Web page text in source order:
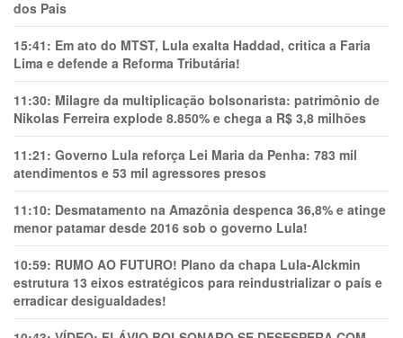
dos Pais
15:41: Em ato do MTST, Lula exalta Haddad, critica a Faria
Lima e defende a Reforma Tributária!
11:30: Milagre da multiplicação bolsonarista: patrimônio de
Nikolas Ferreira explode 8.850% e chega a R$ 3,8 milhões
11:21: Governo Lula reforça Lei Maria da Penha: 783 mil
atendimentos e 53 mil agressores presos
11:10: Desmatamento na Amazônia despenca 36,8% e atinge
menor patamar desde 2016 sob o governo Lula!
10:59: RUMO AO FUTURO! Plano da chapa Lula-Alckmin
estrutura 13 eixos estratégicos para reindustrializar o país e
erradicar desigualdades!